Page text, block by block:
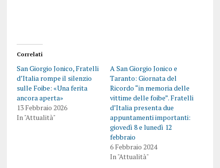
Correlati
San Giorgio Jonico, Fratelli
d’Italia rompe il silenzio
sulle Foibe: «Una ferita
ancora aperta»
13 Febbraio 2026
In "Attualità"
A San Giorgio Jonico e
Taranto: Giornata del
Ricordo “in memoria delle
vittime delle foibe”. Fratelli
d’Italia presenta due
appuntamenti importanti:
giovedì 8 e lunedì 12
febbraio
6 Febbraio 2024
In "Attualità"